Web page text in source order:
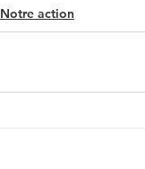
Notre action